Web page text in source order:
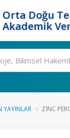
Orta Doğu
Akademik
YAYINLAR ZINC